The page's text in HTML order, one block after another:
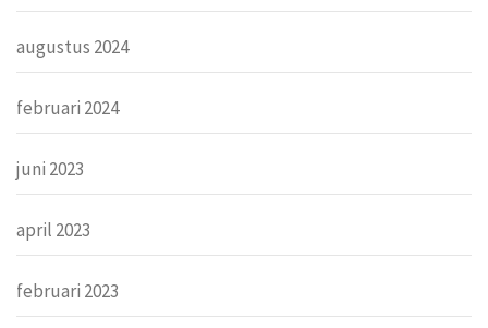
augustus 2024
februari 2024
juni 2023
april 2023
februari 2023